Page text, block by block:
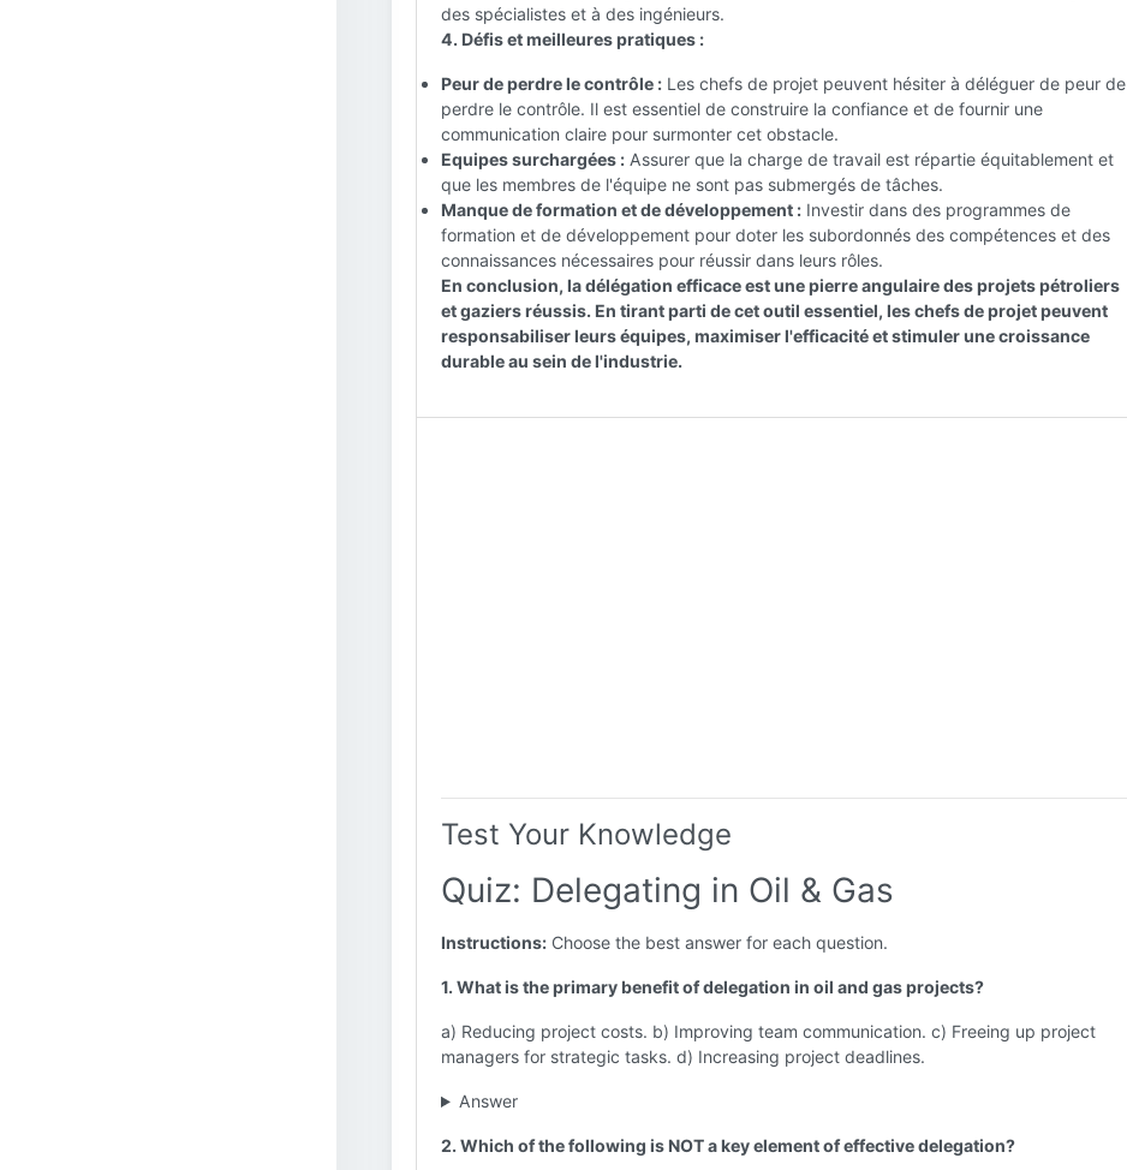
des spécialistes et à des ingénieurs.
4. Défis et meilleures pratiques :
Peur de perdre le contrôle : Les chefs de projet peuvent hésiter à déléguer de peur de
perdre le contrôle. Il est essentiel de construire la confiance et de fournir une
communication claire pour surmonter cet obstacle.
Equipes surchargées : Assurer que la charge de travail est répartie équitablement et
que les membres de l'équipe ne sont pas submergés de tâches.
Manque de formation et de développement : Investir dans des programmes de
formation et de développement pour doter les subordonnés des compétences et des
connaissances nécessaires pour réussir dans leurs rôles.
En conclusion, la délégation efficace est une pierre angulaire des projets pétroliers
et gaziers réussis. En tirant parti de cet outil essentiel, les chefs de projet peuvent
responsabiliser leurs équipes, maximiser l'efficacité et stimuler une croissance
durable au sein de l'industrie.
Test Your Knowledge
Quiz: Delegating in Oil & Gas
Instructions: Choose the best answer for each question.
1. What is the primary benefit of delegation in oil and gas projects?
a) Reducing project costs. b) Improving team communication. c) Freeing up project
managers for strategic tasks. d) Increasing project deadlines.
Answer
2. Which of the following is NOT a key element of effective delegation?